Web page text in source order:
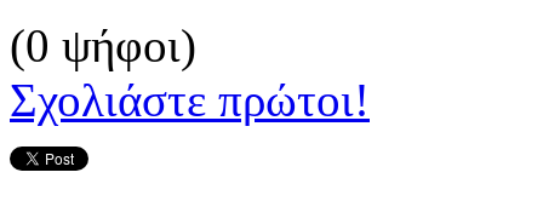
(0 ψήφοι)
Σχολιάστε πρώτοι!